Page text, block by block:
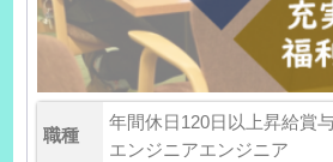
職種
年間休日120日以上昇給賞
エンジニアエンジニア